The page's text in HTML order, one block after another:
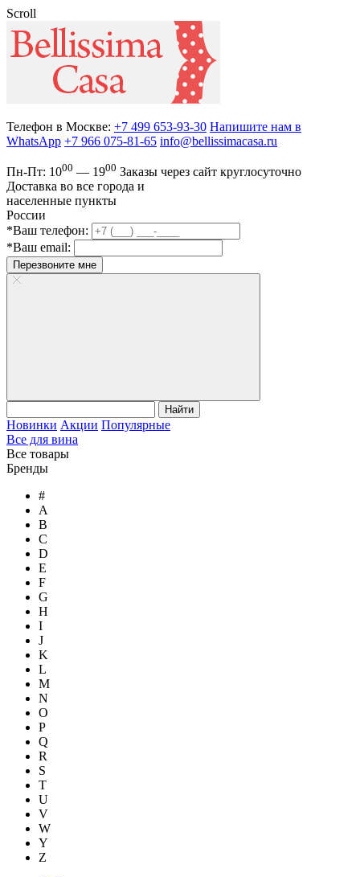
Scroll
Телефон в Москве: +7 499 653-93-30 Напишите нам в
WhatsApp +7 966 075-81-65 info@bellissimacasa.ru
Пн-Пт: 1000 — 1900 Заказы через сайт круглосуточно
Доставка во все города и
населенные пункты
России
*Ваш телефон:
*Ваш email:
Перезвоните мне
Найти
Новинки Акции Популярные
Все для вина
Все товары
Бренды
#
A
B
C
D
E
F
G
H
I
J
K
L
M
N
O
P
Q
R
S
T
U
V
W
Y
Z